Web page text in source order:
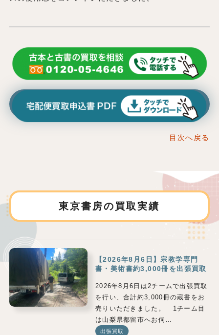
目次へ戻る
東京書房の買取実績
【2026年8月6日】宗教学専門
書・美術書約3,000冊を出張買取
2026年8月6日は2チームで出張買取
を行い、合計約3,000冊の蔵書をお
売りいただきました。 1チーム目
は山梨県都留市へお伺…
出張買取